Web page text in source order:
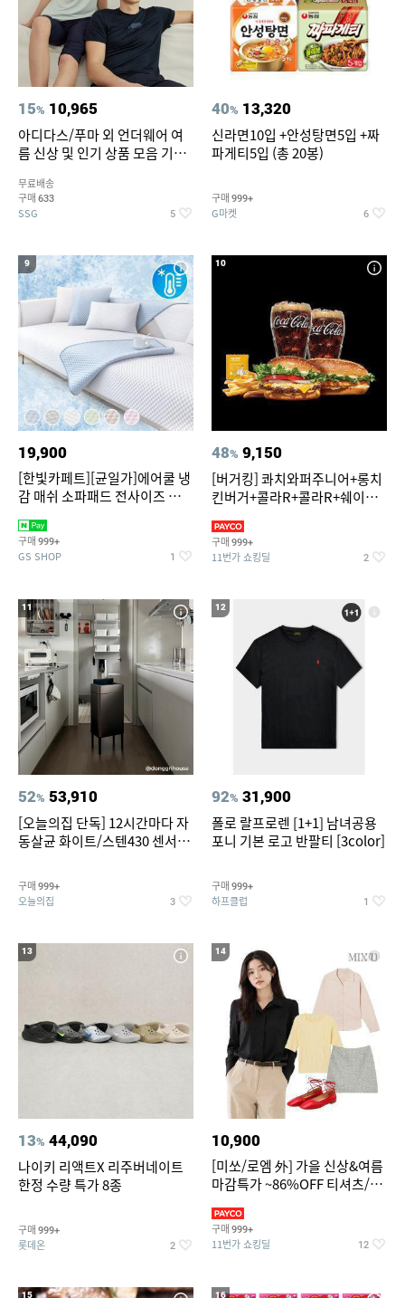
15% 10,965
아디다스/푸마 외 언더웨어 여
름 신상 및 인기 상품 모음 기획
무료배송
구매 633
SSG 5
40% 13,320
신라면10입 +안성탕면5입 +짜
파게티5입 (총 20봉)
구매 999+
G마켓 6
9
19,900
[한빛카페트][균일가]에어쿨 냉
감 매쉬 소파패드 전사이즈 균일
구매 999+
GS SHOP 1
10
48% 9,150
[버거킹] 콰치와퍼주니어+롱치
킨버거+콜라R+콜라R+쉐이킹
구매 999+
11번가 쇼킹딜 2
11
52% 53,910
[오늘의집 단독] 12시간마다 자
동살균 화이트/스텐430 센서휴
구매 999+
오늘의집 3
12
92% 31,900
폴로 랄프로렌 [1+1] 남녀공용
포니 기본 로고 반팔티 [3color]
구매 999+
하프클럽 1
13
13% 44,090
나이키 리액트X 리주버네이트
한정 수량 특가 8종
구매 999+
롯데온 2
14
10,900
[미쏘/로엠 外] 가을 신상&여름
마감특가 ~86%OFF 티셔츠/슬
구매 999+
11번가 쇼킹딜 12
15 16